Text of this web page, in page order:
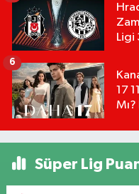
Ligi
17
6
Süper Lig